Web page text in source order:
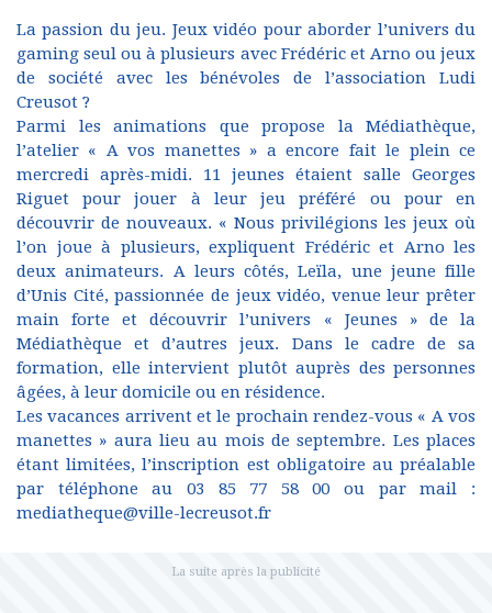
La passion du jeu. Jeux vidéo pour aborder l’univers du
gaming seul ou à plusieurs avec Frédéric et Arno ou jeux
de société avec les bénévoles de l’association Ludi
Creusot ?
Parmi les animations que propose la Médiathèque,
l’atelier « A vos manettes » a encore fait le plein ce
mercredi après-midi. 11 jeunes étaient salle Georges
Riguet pour jouer à leur jeu préféré ou pour en
découvrir de nouveaux. « Nous privilégions les jeux où
l’on joue à plusieurs, expliquent Frédéric et Arno les
deux animateurs. A leurs côtés, Leïla, une jeune fille
d’Unis Cité, passionnée de jeux vidéo, venue leur prêter
main forte et découvrir l’univers « Jeunes » de la
Médiathèque et d’autres jeux. Dans le cadre de sa
formation, elle intervient plutôt auprès des personnes
âgées, à leur domicile ou en résidence.
Les vacances arrivent et le prochain rendez-vous « A vos
manettes » aura lieu au mois de septembre. Les places
étant limitées, l’inscription est obligatoire au préalable
par téléphone au 03 85 77 58 00 ou par mail :
mediatheque@ville-lecreusot.fr